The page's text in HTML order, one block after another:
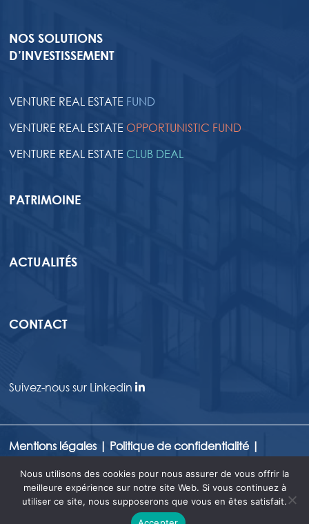
NOS SOLUTIONS
D’INVESTISSEMENT
VENTURE REAL ESTATE FUND
VENTURE REAL ESTATE OPPORTUNISTIC FUND
VENTURE REAL ESTATE CLUB DEAL
PATRIMOINE
ACTUALITÉS
CONTACT
Suivez-nous sur Linkedin
Mentions légales| Politique de confidentialité|
Informations réglementaires
©2024 Venture Real Estate. Tous droits réservés
| Site réalisé parGEDEONWEB
Nous utilisons des cookies pour nous assurer de vous offrir la
meilleure expérience sur notre site Web. Si vous continuez à
utiliser ce site, nous supposerons que vous en êtes satisfait.